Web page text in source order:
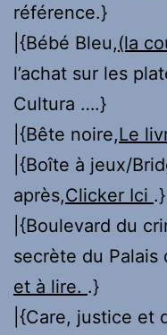
référence.}
|{Bébé Bleu,(la
l’achat sur les
Cultura ….}
|{Bête noire,Le
|{Boîte à jeux/
après,Clicker Ici .}
|{Boulevard du
secrète du Palais
et à lire. .}
|{Care, justice et